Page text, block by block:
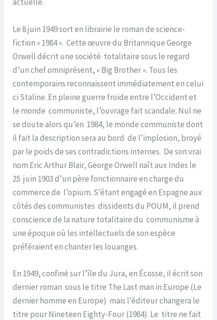
Le 8 juin 1949 sort en librairie le roman de science-
fiction « 1984 ». Cette œuvre du Britannique George
Orwell décrit une société totalitaire sous le regard
d’un chef omniprésent, « Big Brother ». Tous les
contemporains reconnaissent immédiatement en celui
ci Staline. En pleine guerre froide entre l’Occident et
le monde communiste, l’ouvrage fait scandale. Nul ne
se doute alors qu’en 1984, le monde communiste dont
il fait la description sera au bord de l’implosion, broyé
par le poids de ses contradictions internes. De son vrai
nom Eric Arthur Blair, George Orwell naît aux Indes le
25 juin 1903 d’un père fonctionnaire en charge du
commerce de l’opium. S’étant engagé en Espagne aux
côtés des communistes dissidents du POUM, il prend
conscience de la nature totalitaire du communisme à
une époque où les intellectuels de son espèce
préféraient en chanter les louanges.
En 1949, confiné sur l’île du Jura, en Écosse, il écrit son
dernier roman sous le titre The Last man in Europe (Le
dernier homme en Europe) mais l’éditeur changera le
titre pour Nineteen Eighty-Four (1984). Le titre ne fait